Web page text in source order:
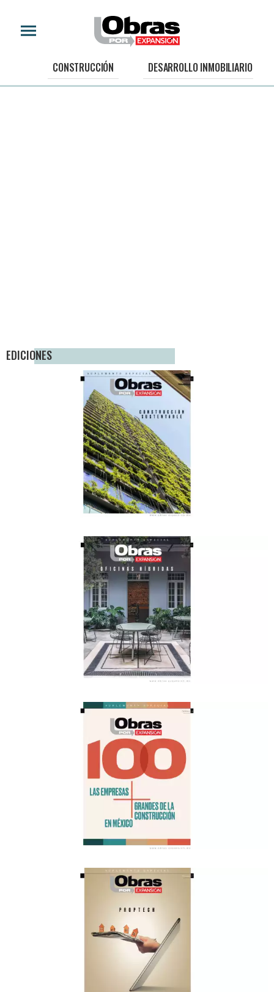
CONSTRUCCIÓN DESARROLLO INMOBILIARIO
EDICIONES